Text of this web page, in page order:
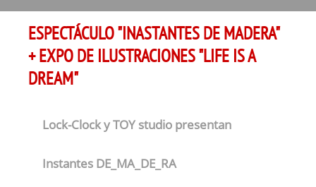
ESPECTÁCULO "INASTANTES DE MADERA"
+ EXPO DE ILUSTRACIONES "LIFE IS A
DREAM"
Lock-Clock y TOY studio presentan
Instantes DE_MA_DE_RA